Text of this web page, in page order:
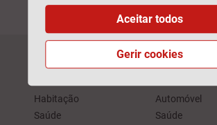
Seguros Particulares
Habitação
Saúde
Seguros
Automóvel
Saúde
Gerir cookies
Aceitar todos